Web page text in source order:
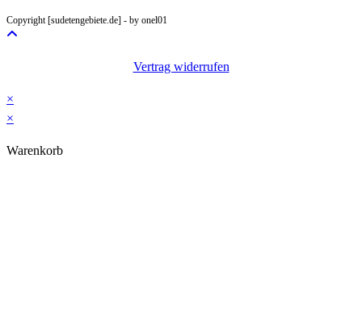
Copyright [sudetengebiete.de] - by onel01
Vertrag widerrufen
×
×
Warenkorb